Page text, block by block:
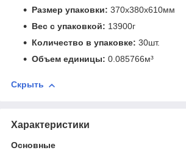
Размер упаковки: 370x380x610мм
Вес с упаковкой: 13900г
Количество в упаковке: 30шт.
Объем единицы: 0.085766м³
Скрыть
Характеристики
Основные